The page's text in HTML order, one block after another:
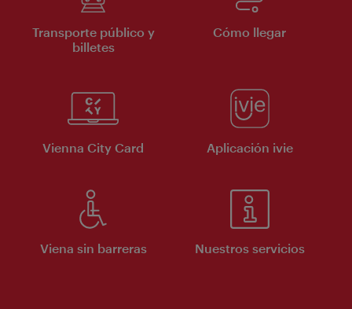
Transporte público y
billetes
Cómo llegar
Vienna City Card Aplicación ivie
Viena sin barreras Nuestros servicios